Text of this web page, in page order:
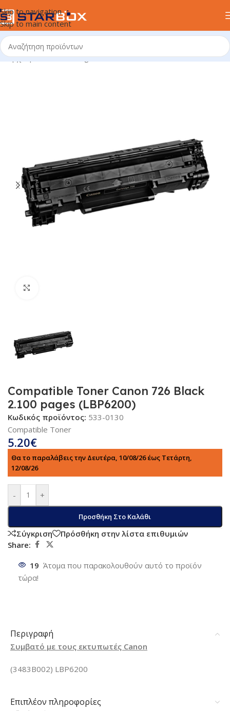
Skip to navigation
Skip to main content
Αρχική σελίδα/uncategorized
Compatible Toner Canon 726 Black
2.100 pages (LBP6200)
Κωδικός προϊόντος: 533-0130
Compatible Toner
5.20€
Θα το παραλάβεις την Δευτέρα, 10/08/26 έως Τετάρτη,
12/08/26
- +
Προσθήκη Στο Καλάθι
Σύγκριση
Πρόσθήκη στην λίστα επιθυμιών
Share:
19 Άτομα που παρακολουθούν αυτό το προϊόν
τώρα!
Περιγραφή
Συμβατό με τους εκτυπωτές Canon
(3483B002) LBP6200
Επιπλέον πληροφορίες